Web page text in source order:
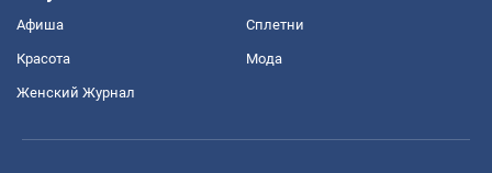
Афиша Сплетни
Красота Мода
Женский Журнал